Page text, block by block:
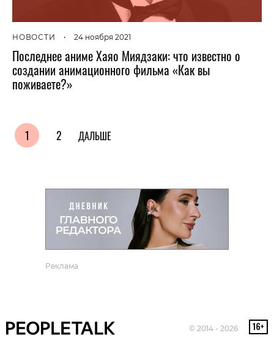
НОВОСТИ • 24 ноября 2021
Последнее аниме Хаяо Миядзаки: что известно о
создании анимационного фильма «Как вы
поживаете?»
1 2 ДАЛЬШЕ
Реклама
© 2014 - 2026